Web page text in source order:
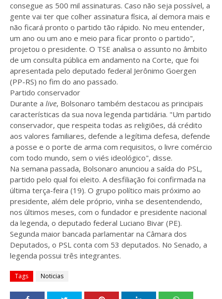
consegue as 500 mil assinaturas. Caso não seja possível, a
gente vai ter que colher assinatura física, aí demora mais e
não ficará pronto o partido tão rápido. No meu entender,
um ano ou um ano e meio para ficar pronto o partido",
projetou o presidente. O TSE analisa o assunto no âmbito
de um consulta pública em andamento na Corte, que foi
apresentada pelo deputado federal Jerônimo Goergen
(PP-RS) no fim do ano passado.
Partido conservador
Durante a live, Bolsonaro também destacou as principais
características da sua nova legenda partidária. "Um partido
conservador, que respeita todas as religiões, dá crédito
aos valores familiares, defende a legítima defesa, defende
a posse e o porte de arma com requisitos, o livre comércio
com todo mundo, sem o viés ideológico", disse.
Na semana passada, Bolsonaro anunciou a saída do PSL,
partido pelo qual foi eleito. A desfiliação foi confirmada na
última terça-feira (19). O grupo político mais próximo ao
presidente, além dele próprio, vinha se desentendendo,
nos últimos meses, com o fundador e presidente nacional
da legenda, o deputado federal Luciano Bivar (PE).
Segunda maior bancada parlamentar na Câmara dos
Deputados, o PSL conta com 53 deputados. No Senado, a
legenda possui três integrantes.
Tags Noticias